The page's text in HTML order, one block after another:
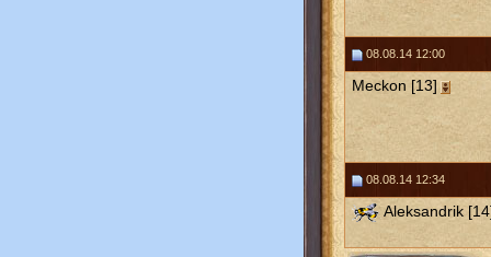
08.08.14 12:00
Meckon [13]
08.08.14 12:34
Aleksandrik